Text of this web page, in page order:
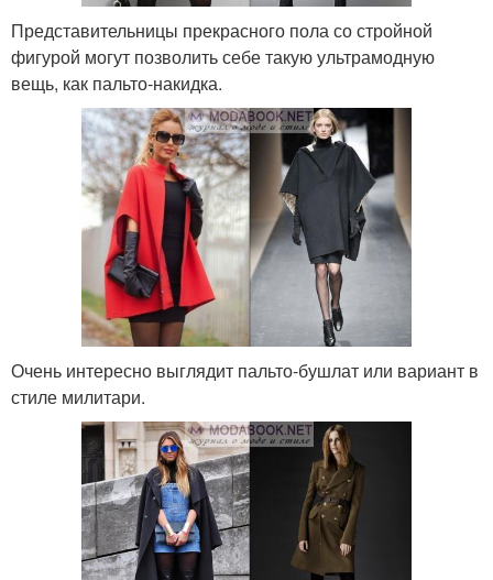
Представительницы прекрасного пола со стройной
фигурой могут позволить себе такую ультрамодную
вещь, как пальто-накидка.
Очень интересно выглядит пальто-бушлат или вариант в
стиле милитари.